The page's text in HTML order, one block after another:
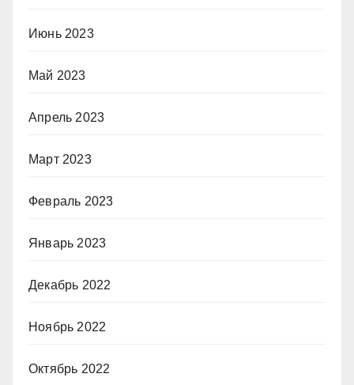
Июнь 2023
Май 2023
Апрель 2023
Март 2023
Февраль 2023
Январь 2023
Декабрь 2022
Ноябрь 2022
Октябрь 2022